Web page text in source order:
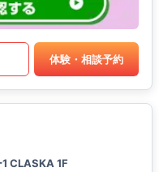
体験・相談予約
CLASKA 1F